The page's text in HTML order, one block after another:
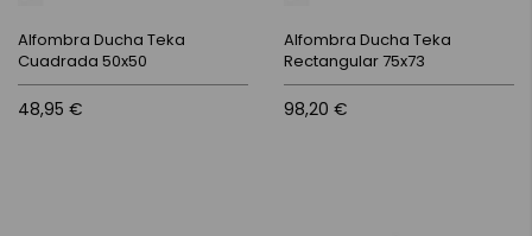
Alfombra Ducha Teka
Cuadrada 50x50
48,95 €
Alfombra Ducha Teka
Rectangular 75x73
98,20 €